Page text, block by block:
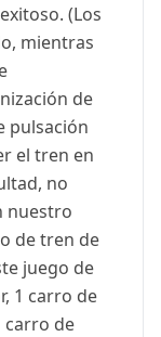
(Los
mientras
de
pulsación
el tren en
no
nuestro
de tren de
juego de
1 carro de
carro de